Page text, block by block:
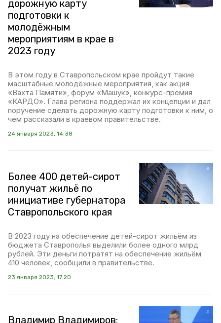
дорожную карту
подготовки к
молодёжным
мероприятиям в крае в
2023 году
В этом году в Ставропольском крае пройдут такие
масштабные молодёжные мероприятия, как акция
«Вахта Памяти», форум «Машук», конкурс-премия
«КАРДО». Глава региона поддержал их концепции и дал
поручение сделать дорожную карту подготовки к ним, о
чём рассказали в краевом правительстве.
24 января 2023, 14:38
Более 400 детей-сирот
получат жильё по
инициативе губернатора
Ставропольского края
В 2023 году на обеспечение детей-сирот жильём из
бюджета Ставрополья выделили более одного млрд
рублей. Эти деньги потратят на обеспечение жильём
410 человек, сообщили в правительстве.
23 января 2023, 17:20
Владимир Владимиров: